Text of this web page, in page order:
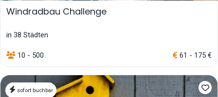
Windradbau Challenge
in 38 Städten
10 - 500 61 - 175 €
sofort buchbar